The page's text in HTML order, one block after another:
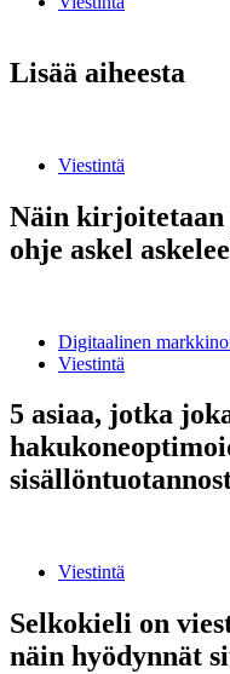
Lisää aiheesta
hyvä
–
helppo
ohje
Viestintä
Näin kirjoitetaan
ohje askel
jotka
jokaisen
tietää
hakukoneoptimoidusta
sisällöntuotannosta
Digitaalinen
Viestintä
5 asiaa, jotka
viestinnän
–
ja
näin
Viestintä
Selkokieli on
näin hyödynnät